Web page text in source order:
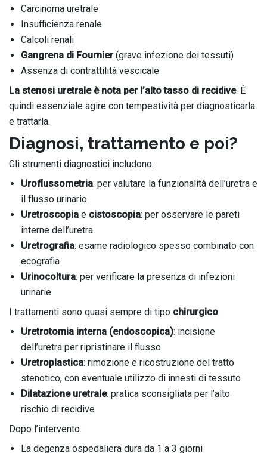
Carcinoma uretrale
Insufficienza renale
Calcoli renali
Gangrena di Fournier(grave infezione dei tessuti)
Assenza di contrattilità vescicale
La stenosi uretrale è nota per l’alto tasso di recidive. È
quindi essenziale agire con tempestività per diagnosticarla
e trattarla.
Diagnosi, trattamento e poi?
Gli strumenti diagnostici includono:
Uroflussometria: per valutare la funzionalità dell’uretra e
il flusso urinario
Uretroscopia e cistoscopia: per osservare le pareti
interne dell’uretra
Uretrografia: esame radiologico spesso combinato con
ecografia
Urinocoltura: per verificare la presenza di infezioni
urinarie
I trattamenti sono quasi sempre di tipo chirurgico:
Uretrotomia interna (endoscopica): incisione
dell’uretra per ripristinare il flusso
Uretroplastica: rimozione e ricostruzione del tratto
stenotico, con eventuale utilizzo di innesti di tessuto
Dilatazione uretrale: pratica sconsigliata per l’alto
rischio di recidive
Dopo l’intervento:
La degenza ospedaliera dura da 1 a 3 giorni